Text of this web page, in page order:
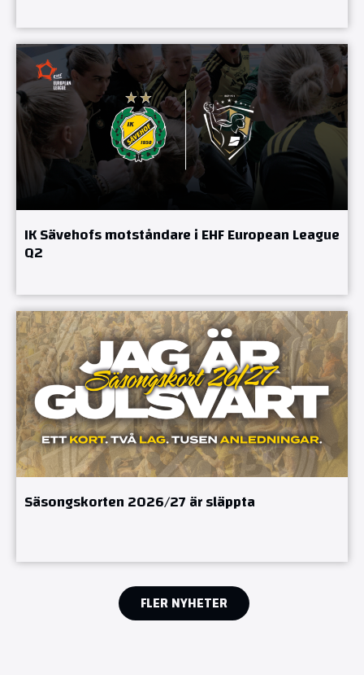
IK Sävehofs motståndare i EHF European League
Q2
Säsongskorten 2026/27 är släppta
FLER NYHETER